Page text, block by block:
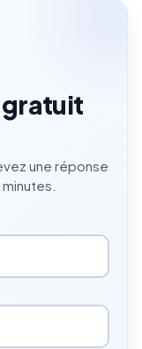
gratuit
une réponse